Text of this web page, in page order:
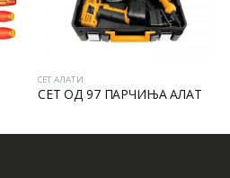
СЕТ АЛАТИ
СЕТ ОД 97 ПАРЧИЊА АЛАТ